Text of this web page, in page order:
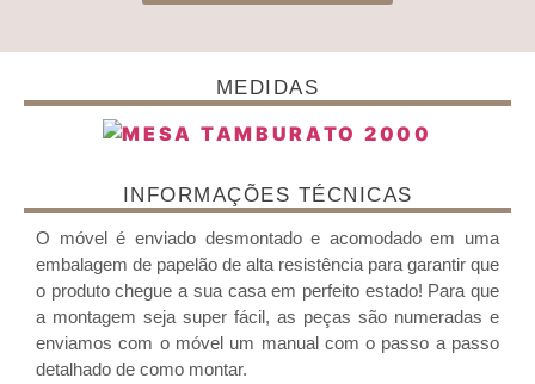
MEDIDAS
INFORMAÇÕES TÉCNICAS
O móvel é enviado desmontado e acomodado em uma
embalagem de papelão de alta resistência para garantir que
o produto chegue a sua casa em perfeito estado! Para que
a montagem seja super fácil, as peças são numeradas e
enviamos com o móvel um manual com o passo a passo
detalhado de como montar.